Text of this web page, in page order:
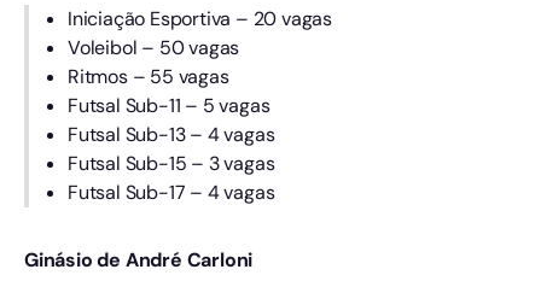
Iniciação Esportiva – 20 vagas
Voleibol – 50 vagas
Ritmos – 55 vagas
Futsal Sub-11 – 5 vagas
Futsal Sub-13 – 4 vagas
Futsal Sub-15 – 3 vagas
Futsal Sub-17 – 4 vagas
Ginásio de André Carloni